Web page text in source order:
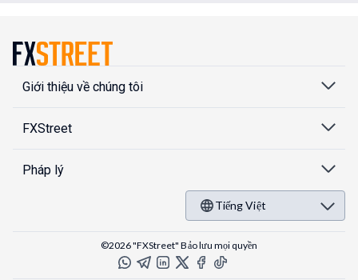
Giới thiệu về chúng tôi
FXStreet
Pháp lý
Tiếng Việt
©2026 "FXStreet" Bảo lưu mọi quyền